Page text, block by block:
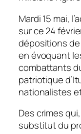
Mardi 15 mai,
sur ce 24
dépositions
en évoquant
combattants
patriotique
nationalistes
Des crimes
substitut du